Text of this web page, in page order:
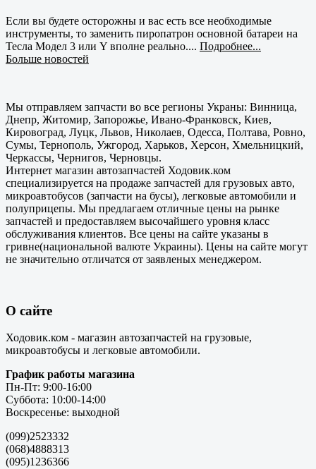
Если вы будете осторожны и вас есть все необходимые
инструменты, то заменить пиропатрон основной батареи на
Тесла Модел 3 или Y вполне реально.... Подробнее...
Больше новостей
Мы отправляем запчасти во все регионы Украны: Винница,
Днепр, Житомир, Запорожье, Ивано-Франковск, Киев,
Кировоград, Луцк, Львов, Николаев, Одесса, Полтава, Ровно,
Сумы, Тернополь, Ужгород, Харьков, Херсон, Хмельницкий,
Черкассы, Чернигов, Черновцы.
Интернет магазин автозапчастей Ходовик.ком
специализируется на продаже запчастей для грузовых авто,
микроавтобусов (запчасти на бусы), легковые автомобили и
полуприцепы. Мы предлагаем отличные цены на рынке
запчастей и предоставляем высочайшего уровня класс
обслуживания клиентов. Все цены на сайте указаны в
гривне(национальной валюте Украины). Цены на сайте могут
не значительно отличатся от заявленых менеджером.
О сайте
Ходовик.ком - магазин автозапчастей на грузовые,
микроавтобусы и легковые автомобили.
График работы магазина
Пн-Пт: 9:00-16:00
Суббота: 10:00-14:00
Воскресенье: выходной
(099)2523332
(068)4888313
(095)1236366